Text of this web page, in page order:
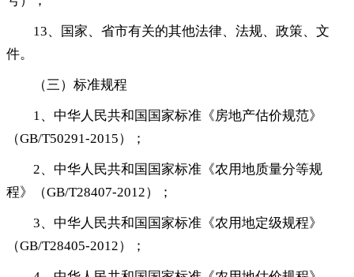
13、国家、省市有关的其他法律、法规、政策、文
件。
（三）标准规程
1、中华人民共和国国家标准《房地产估价规范》
（GB/T50291-2015）
；
2、中华人民共和国国家标准《农用地质量分等规
程》（GB/T28407-2012）
；
3、中华人民共和国国家标准《农用地定级规程》
（GB/T28405-2012）
；